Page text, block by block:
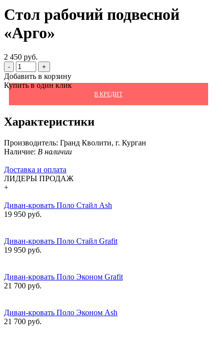
Стол рабочий подвесной
«Арго»
2 450 руб.
- +
Добавить в корзину
Купить в один клик
В КРЕДИТ
Характеристики
Производитель: Гранд Кволити, г. Курган
Наличие: В наличии
Доставка и оплата
ЛИДЕРЫ ПРОДАЖ
+
Диван-кровать Поло Стайл Ash
19 950 руб.
Диван-кровать Поло Стайл Grafit
19 950 руб.
Диван-кровать Поло Эконом Grafit
21 700 руб.
Диван-кровать Поло Эконом Ash
21 700 руб.